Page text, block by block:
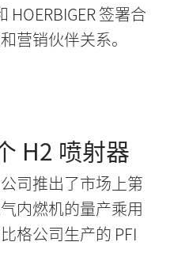
HOERBIGER 签署合
营销伙伴关系。
H2 喷射器
司推出了市场上第
内燃机的量产乘用
格公司生产的 PFI